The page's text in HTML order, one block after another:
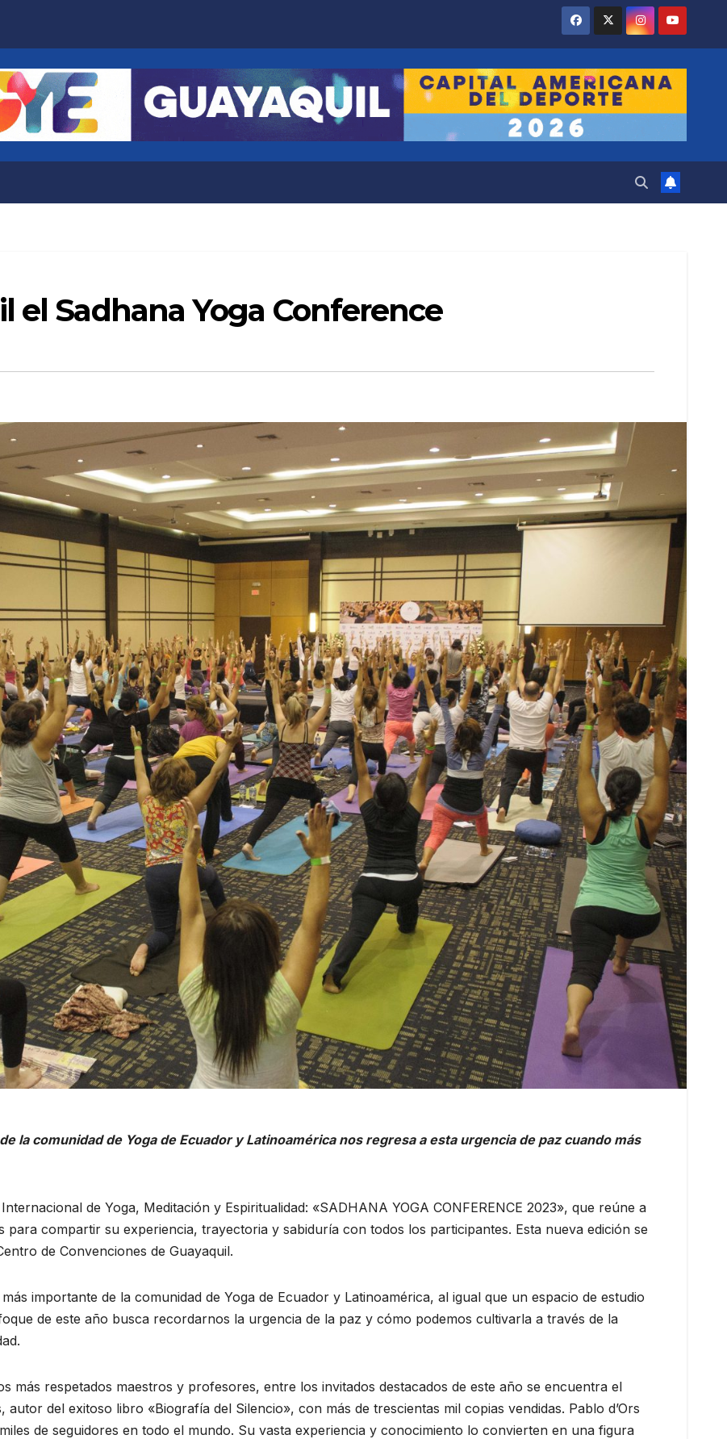
el Sadhana Yoga Conference
la comunidad de Yoga de Ecuador y Latinoamérica nos regresa a esta urgencia de paz cuando más
de Yoga, Meditación y Espiritualidad: «SADHANA YOGA CONFERENCE 2023», que reúne a
compartir su experiencia, trayectoria y sabiduría con todos los participantes. Esta nueva edición se
de Convenciones de Guayaquil.
importante de la comunidad de Yoga de Ecuador y Latinoamérica, al igual que un espacio de estudio
de este año busca recordarnos la urgencia de la paz y cómo podemos cultivarla a través de la
más respetados maestros y profesores, entre los invitados destacados de este año se encuentra el
autor del exitoso libro «Biografía del Silencio», con más de trescientas mil copias vendidas. Pablo d’Ors
de seguidores en todo el mundo. Su vasta experiencia y conocimiento lo convierten en una figura